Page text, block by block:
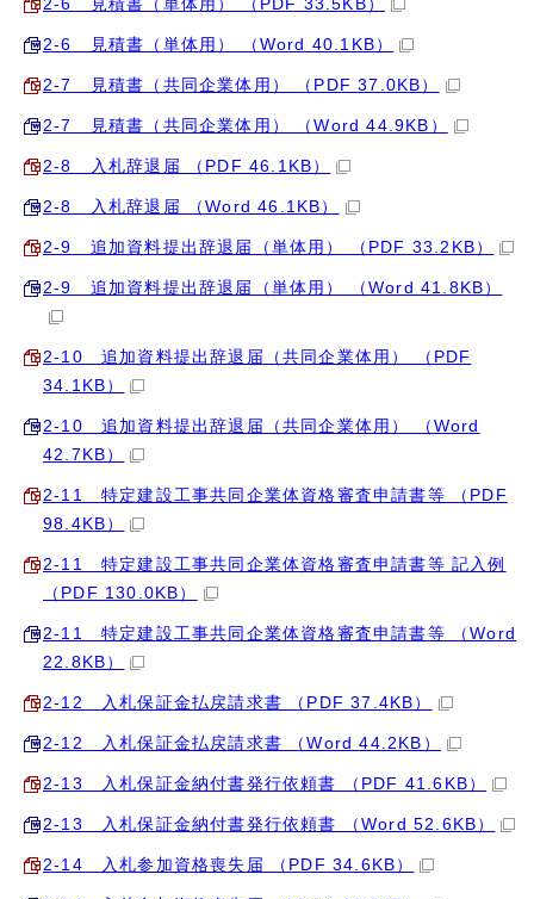
2‐6 見積書（単体用） （PDF 33.5KB）
2‐6 見積書（単体用） （Word 40.1KB）
2‐7 見積書（共同企業体用） （PDF 37.0KB）
2‐7 見積書（共同企業体用） （Word 44.9KB）
2‐8 入札辞退届 （PDF 46.1KB）
2‐8 入札辞退届 （Word 46.1KB）
2‐9 追加資料提出辞退届（単体用） （PDF 33.2KB）
2‐9 追加資料提出辞退届（単体用） （Word 41.8KB）
2‐10 追加資料提出辞退届（共同企業体用） （PDF
34.1KB）
2‐10 追加資料提出辞退届（共同企業体用） （Word
42.7KB）
2‐11 特定建設工事共同企業体資格審査申請書等 （PDF
98.4KB）
2‐11 特定建設工事共同企業体資格審査申請書等 記入例
（PDF 130.0KB）
2‐11 特定建設工事共同企業体資格審査申請書等 （Word
22.8KB）
2‐12 入札保証金払戻請求書 （PDF 37.4KB）
2‐12 入札保証金払戻請求書 （Word 44.2KB）
2‐13 入札保証金納付書発行依頼書 （PDF 41.6KB）
2‐13 入札保証金納付書発行依頼書 （Word 52.6KB）
2‐14 入札参加資格喪失届 （PDF 34.6KB）